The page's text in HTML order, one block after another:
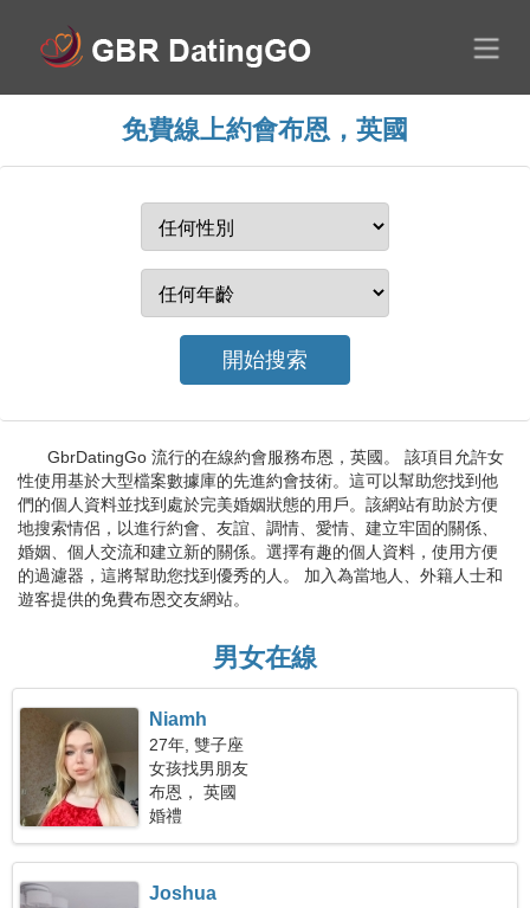
免費線上約會布恩，英國
GbrDatingGo 流行的在線約會服務布恩，英國。 該項目允許女
性使用基於大型檔案數據庫的先進約會技術。這可以幫助您找到他
們的個人資料並找到處於完美婚姻狀態的用戶。該網站有助於方便
地搜索情侶，以進行約會、友誼、調情、愛情、建立牢固的關係、
婚姻、個人交流和建立新的關係。選擇有趣的個人資料，使用方便
的過濾器，這將幫助您找到優秀的人。 加入為當地人、外籍人士和
遊客提供的免費布恩交友網站。
男女在線
Niamh
27年, 雙子座
女孩找男朋友
布恩， 英國
婚禮
Joshua